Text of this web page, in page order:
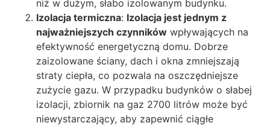
niż w dużym, słabo izolowanym budynku.
Izolacja termiczna: Izolacja jest jednym z
najważniejszych czynników wpływających na
efektywność energetyczną domu. Dobrze
zaizolowane ściany, dach i okna zmniejszają
straty ciepła, co pozwala na oszczędniejsze
zużycie gazu. W przypadku budynków o słabej
izolacji, zbiornik na gaz 2700 litrów może być
niewystarczający, aby zapewnić ciągłe